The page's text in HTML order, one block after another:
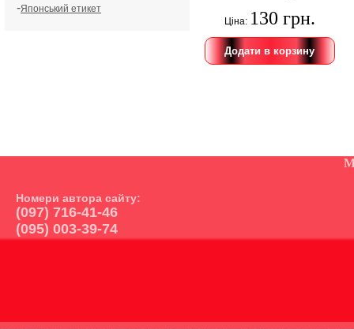
Ціна: 130 грн.
-Японський етикет
Номери автора сайту:
(097) 716-41-46
(095) 003-39-74